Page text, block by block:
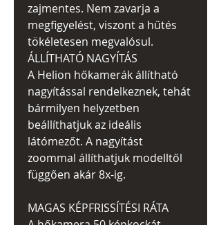
zajmentes. Nem zavarja a
megfigyelést, viszont a hűtés
tökéletesen megvalósul.
ÁLLÍTHATÓ NAGYÍTÁS
A Helion hőkamerák állítható
nagyítással rendelkeznek, tehát
bármilyen helyzetben
beállíthatjuk az ideális
látómezőt. A nagyítást
zoommal állíthatjuk modelltől
függően akár 8x-ig.
MAGAS KÉPFRISSÍTÉSI RÁTA